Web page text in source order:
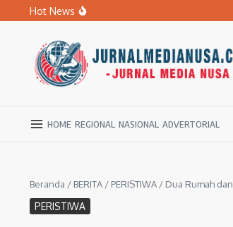
Lewati ke konten
Hot News
Kupas Pola Asuh Berbasis Otak
HOME REGIONAL NASIONAL ADVERTORIAL
Beranda / BERITA / PERISTIWA / Dua Rumah
PERISTIWA